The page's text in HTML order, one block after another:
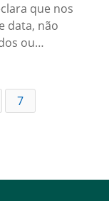
que nos
data, não
ou…
7